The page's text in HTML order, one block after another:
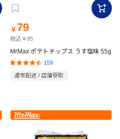
￥ 79
税込￥85
MrMax ポテトチップス うす塩味 55g
159
通常配送 / 店舗受取